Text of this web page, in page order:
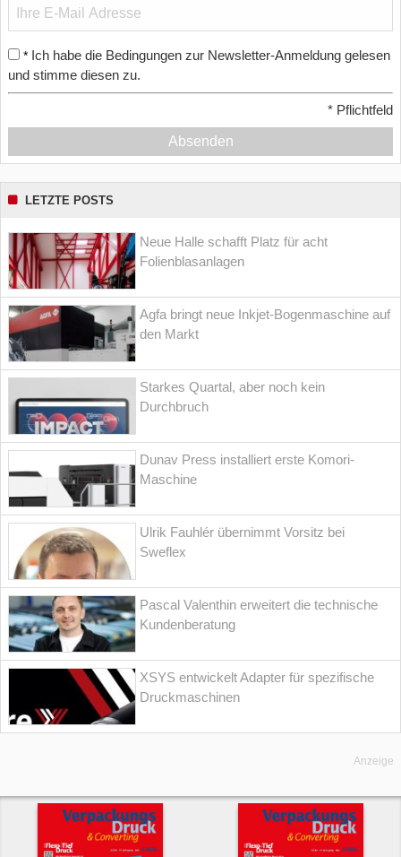
* Ich habe die Bedingungen zur Newsletter-Anmeldung gelesen
und stimme diesen zu.
* Pflichtfeld
Absenden
LETZTE POSTS
Neue Halle schafft Platz für acht
Folienblasanlagen
Agfa bringt neue Inkjet-Bogenmaschine auf
den Markt
Starkes Quartal, aber noch kein
Durchbruch
Dunav Press installiert erste Komori-
Maschine
Ulrik Fauhlér übernimmt Vorsitz bei
Sweflex
Pascal Valenthin erweitert die technische
Kundenberatung
XSYS entwickelt Adapter für spezifische
Druckmaschinen
Anzeige